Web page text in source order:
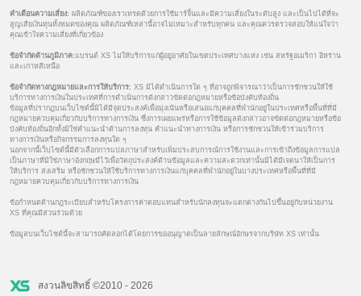
คำเตือนความเสี่ยง: ผลิตภัณฑ์ของเราเทรดด้วยการใช้มาร์จิ้นและมีความเสี่ยงในระดับสูง และเป็นไปได้ที่จะ
สูญเสียเงินทุนทั้งหมดของคุณ ผลิตภัณฑ์เหล่านี้อาจไม่เหมาะสำหรับทุกคน และคุณควรตรวจสอบให้แน่ใจว่า
คุณเข้าใจความเสี่ยงที่เกี่ยวข้อง
ข้อจำกัดด้านภูมิภาค: แบรนด์ XS ไม่ให้บริการแก่ผู้อยู่อาศัยในเขตประเทศบางแห่ง เช่น สหรัฐอเมริกา อิหร่าน
และเกาหลีเหนือ
ข้อจำกัดทางกฎหมายและการให้บริการ: XS มิได้ดำเนินการใด ๆ ที่อาจถูกพิจารณาว่าเป็นการชักชวนให้ใช้
บริการทางการเงินในประเทศที่การดำเนินการดังกล่าวขัดต่อกฎหมายหรือข้อบังคับท้องถิ่น
ข้อมูลที่ปรากฏบนเว็บไซต์นี้มิได้มีจุดประสงค์เพื่อมุ่งเน้นหรือเสนอแก่บุคคลที่พำนักอยู่ในประเทศหรือพื้นที่ที่มี
กฎหมายควบคุมเกี่ยวกับบริการทางการเงิน ซึ่งการเผยแพร่หรือการใช้ข้อมูลดังกล่าวอาจขัดต่อกฎหมายหรือข้อ
บังคับท้องถิ่นอีกทั้งมิใช่คำแนะนำด้านการลงทุน คำแนะนำทางการเงิน หรือการชักชวนให้เข้าร่วมบริการ
ทางการเงินหรือกิจกรรมการลงทุนใด ๆ
นอกจากนี้เว็บไซต์นี้มีตัวเลือกการแปลภาษาสำหรับเพิ่มประสบการณ์การใช้งานและการเข้าถึงข้อมูลการแปล
เป็นภาษาที่มิใช่ภาษาอังกฤษมีไว้เพื่อวัตถุประสงค์ด้านข้อมูลและความสะดวกเท่านั้นมิได้มีเจตนาให้เป็นการ
ให้บริการ ส่งเสริม หรือชักชวนให้ใช้บริการทางการเงินแก่บุคคลที่พำนักอยู่ในบางประเทศหรือพื้นที่ที่มี
กฎหมายควบคุมเกี่ยวกับบริการทางการเงิน
ข้อกำหนดด้านกฎระเบียบสำหรับโครงการค่าตอบแทนสำหรับนักลงทุนจะแตกต่างกันไปขึ้นอยู่กับหน่วยงาน
XS ที่คุณมีส่วนร่วมด้วย
ข้อมูลบนเว็บไซต์นี้จะสามารถคัดลอกได้โดยการขออนุญาตเป็นลายลักษณ์อักษรจากบริษัท XS เท่านั้น
สงวนลิขสิทธิ์ ©2010 - 2026